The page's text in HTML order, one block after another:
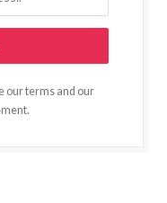
our terms and our